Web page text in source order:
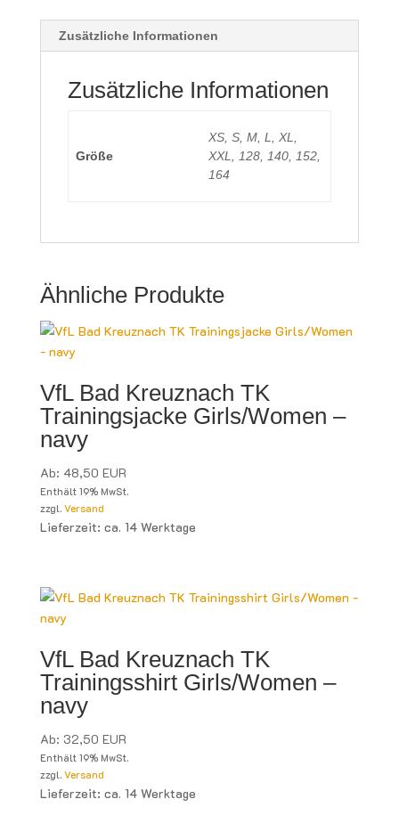
Zusätzliche Informationen
Zusätzliche Informationen
Größe
XS, S, M, L, XL,
XXL, 128, 140, 152,
164
Ähnliche Produkte
VfL Bad Kreuznach TK
Trainingsjacke Girls/Women –
navy
Ab: 48,50 EUR
Enthält 19% MwSt.
zzgl. Versand
Lieferzeit: ca. 14 Werktage
VfL Bad Kreuznach TK
Trainingsshirt Girls/Women –
navy
Ab: 32,50 EUR
Enthält 19% MwSt.
zzgl. Versand
Lieferzeit: ca. 14 Werktage